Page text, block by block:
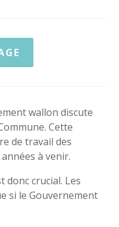
wallon discute
Cette
de travail des
à venir.
donc crucial. Les
si le Gouvernement